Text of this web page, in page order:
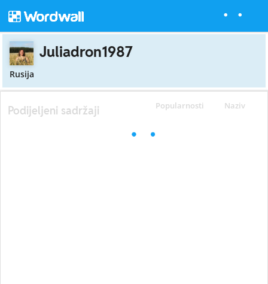
Juliadron1987
Rusija
Popularnosti Naziv
Podijeljeni sadržaji